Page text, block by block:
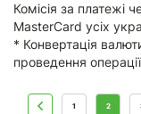
Комісія за платежі
MasterCard усіх
* Конвертація
проведення
1 2